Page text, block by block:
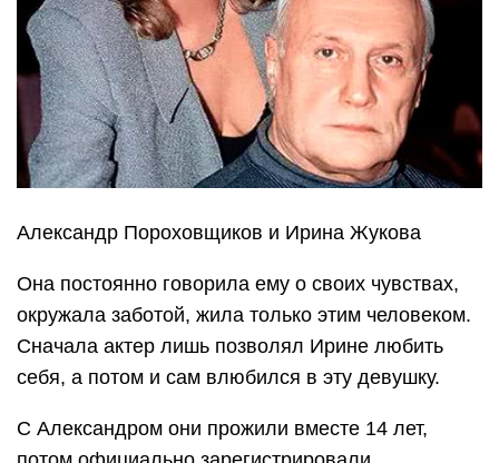
Александр Пороховщиков и Ирина Жукова
Она постоянно говорила ему о своих чувствах,
окружала заботой, жила только этим человеком.
Сначала актер лишь позволял Ирине любить
себя, а потом и сам влюбился в эту девушку.
С Александром они прожили вместе 14 лет,